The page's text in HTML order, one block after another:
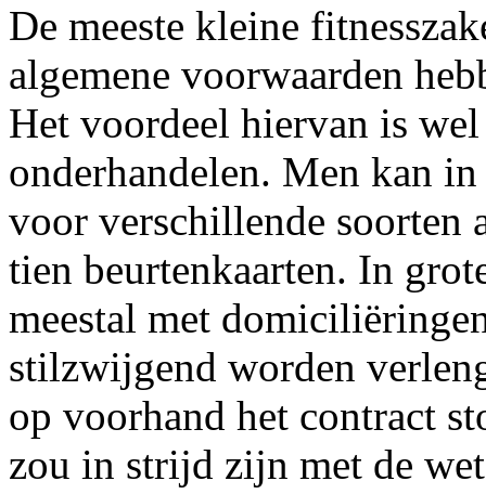
De meeste kleine
algemene voorwaarden
Het voordeel hiervan is
onderhandelen. Men kan
voor verschillende soorten
tien beurtenkaarten. In
meestal met
stilzwijgend worden
op voorhand het contract
zou in strijd zijn met de